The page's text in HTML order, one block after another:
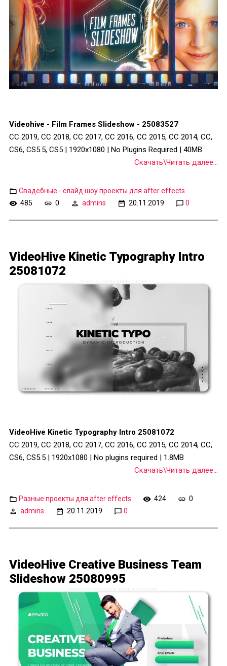
Videohive - Film Frames Slideshow - 25083527
CC 2019, CC 2018, CC 2017, CC 2016, CC 2015, CC 2014, CC,
CS6, CS5.5, CS5 | 1920x1080 | No Plugins Required | 40MB
Скачать\Читать далее...
Свадебные - слайд шоу проекты для after effects
485
0 admins 20.11.2019 0
VideoHive Kinetic Typography Intro
25081072
VideoHive Kinetic Typography Intro 25081072
CC 2019, CC 2018, CC 2017, CC 2016, CC 2015, CC 2014, CC,
CS6, CS5.5 | 1920x1080 | No plugins required | 1.8MB
Скачать\Читать далее...
Разные проекты для after effects 424
0
admins
20.11.2019 0
VideoHive Creative Business Team
Slideshow 25080995